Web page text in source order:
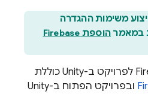
ההגדרה
הוספת Firebase
שימו לב: הוספת Firebase לפרויקט ב-Unity כוללת
ובפרויקט הפתוח ב-Unity